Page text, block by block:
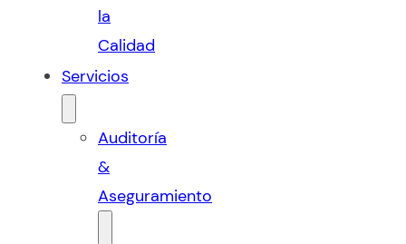
la
Calidad
Servicios
Auditoría
&
Aseguramiento